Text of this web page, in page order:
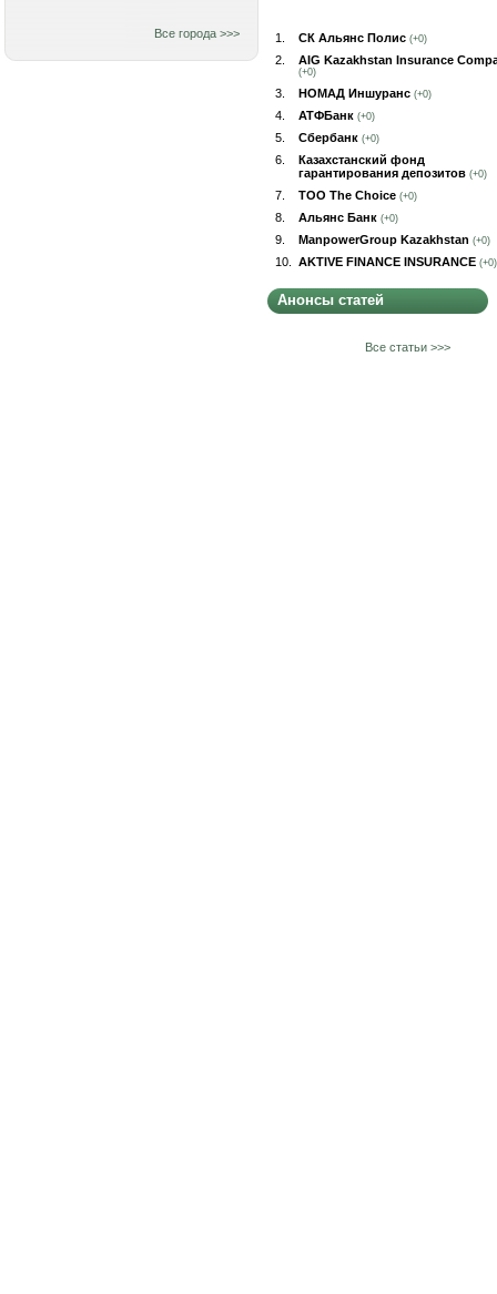
Все города >>> 1. СК Альянс Полис (+0)
2. AIG Kazakhstan Insurance
(+0)
3. НОМАД Иншуранс (+0)
4. АТФБанк (+0)
5. Сбербанк (+0)
6.
Казахстанский фонд
гарантирования депозитов (+0)
7. ТОО The Choice (+0)
8. Альянс Банк (+0)
9. ManpowerGroup Kazakhstan (+0)
10. AKTIVE FINANCE INSURANCE (+0)
Анонсы статей
Все статьи >>>